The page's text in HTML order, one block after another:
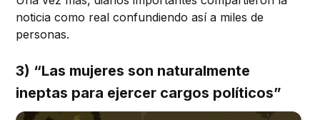
noticia como real confundiendo así a miles de
personas.
3) “Las mujeres son naturalmente
ineptas para ejercer cargos políticos”